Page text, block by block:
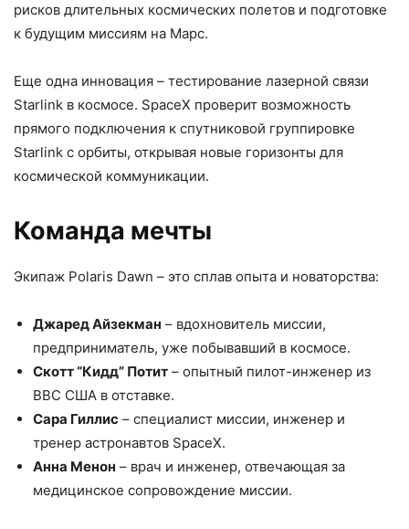
рисков длительных космических полетов и подготовке
к будущим миссиям на Марс.
Еще одна инновация – тестирование лазерной связи
Starlink в космосе. SpaceX проверит возможность
прямого подключения к спутниковой группировке
Starlink с орбиты, открывая новые горизонты для
космической коммуникации.
Команда мечты
Экипаж Polaris Dawn – это сплав опыта и новаторства:
Джаред Айзекман – вдохновитель миссии,
предприниматель, уже побывавший в космосе.
Скотт “Кидд” Потит – опытный пилот-инженер из
ВВС США в отставке.
Сара Гиллис – специалист миссии, инженер и
тренер астронавтов SpaceX.
Анна Менон – врач и инженер, отвечающая за
медицинское сопровождение миссии.